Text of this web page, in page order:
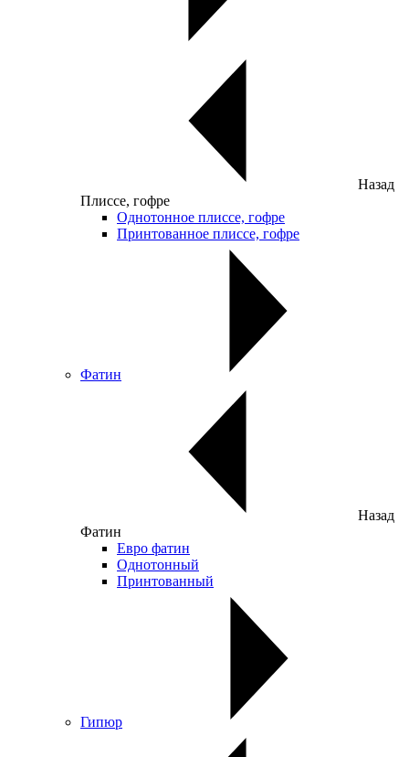
Назад
Плиссе, гофре
Однотонное плиссе, гофре
Принтованное плиссе, гофре
Фатин
Назад
Фатин
Евро фатин
Однотонный
Принтованный
Гипюр